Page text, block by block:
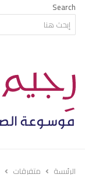
Search
الرئيسة متفرقات